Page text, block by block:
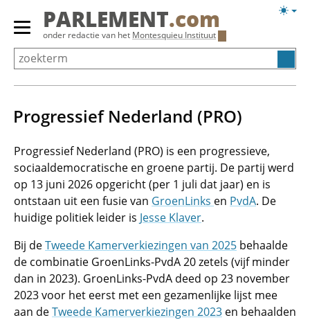
Overslaan
Primair
menu
tonen/verbergen
PARLEMENT.com
onder redactie van het Montesquieu Instituut
Progressief Nederland (PRO)
Progressief Nederland (PRO) is een progressieve,
sociaaldemocratische en groene partij. De partij werd
op 13 juni 2026 opgericht (per 1 juli dat jaar) en is
ontstaan uit een fusie van GroenLinks en PvdA. De
huidige politiek leider is Jesse Klaver.
Bij deTweede Kamerverkiezingen van 2025 behaalde
de combinatie GroenLinks-PvdA 20 zetels (vijf minder
dan in 2023). GroenLinks-PvdA deed op 23 november
2023 voor het eerst met een gezamenlijke lijst mee
aan deTweede Kamerverkiezingen 2023 en behaalden